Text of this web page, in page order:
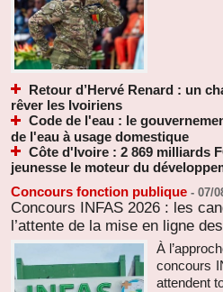
Retour d’Hervé Renard : un
rêver les Ivoiriens
Code de l'eau : le
de l'eau à usage domestique
Côte d'Ivoire : 2 869 milliards
jeunesse le moteur du
Concours fonction publique - 07/
Concours INFAS 2026 : les
l’attente de la mise en ligne
À
concours
attendent